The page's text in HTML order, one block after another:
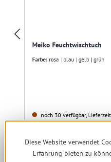
Meiko Feuchtwischtuch
Farbe: rosa | blau | gelb | grün
noch 30 verfügbar,
Diese Website verwendet
Erfahrung bieten zu